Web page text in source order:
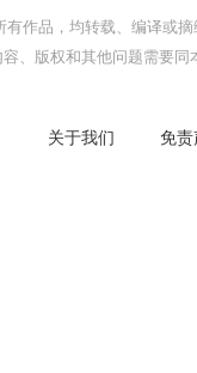
作品，均转载、编译或
、版权和其他问题需要
关于我们 免责